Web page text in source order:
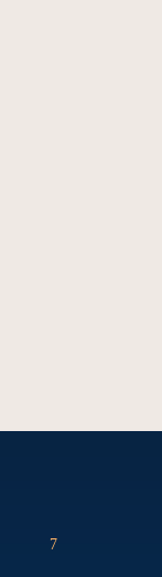
7